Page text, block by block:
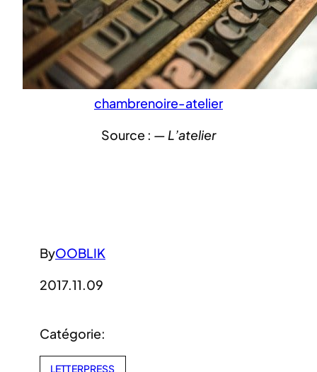
chambrenoire-atelier
Source : — L’atelier
ByOOBLIK
2017.11.09
Catégorie:
LETTERPRESS